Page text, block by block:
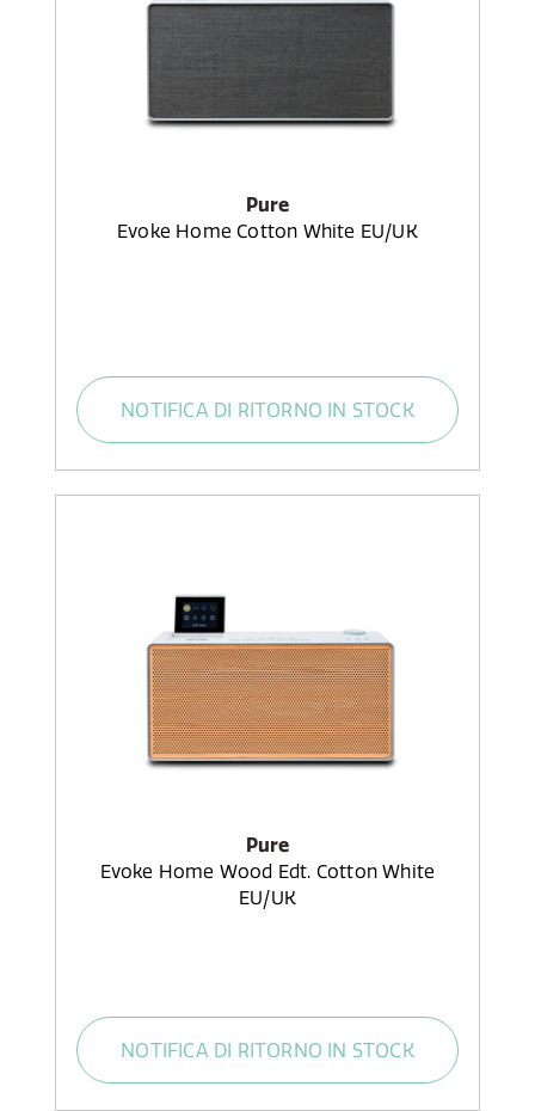
Pure
Evoke Home Cotton White EU/UK
NOTIFICA DI RITORNO IN STOCK
Pure
Evoke Home Wood Edt. Cotton White
EU/UK
NOTIFICA DI RITORNO IN STOCK